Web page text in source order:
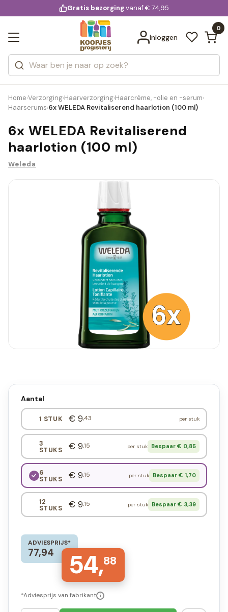
voor 20:00 uur besteld
Gratis bezorgingvanaf € 74,95
Inloggen
0
Zoeken
Categorieën
Merken
Bekijk alle resultaten
Home›Verzorging›Haarverzorging›Haarcrème, -olie en -serum›
Haarserums›6x WELEDA Revitaliserend haarlotion (100 ml)
6x WELEDA Revitaliserend
haarlotion (100 ml)
Weleda
Aantal
1 STUK € 9,43 per stuk
3
STUKS € 9,15 per stuk Bespaar € 0,85
6
STUKS € 9,15 per stuk Bespaar € 1,70
12
STUKS € 9,15 per stuk Bespaar € 3,39
ADVIESPRIJS*
77,94 54,88
*Adviesprijs van fabrikant i